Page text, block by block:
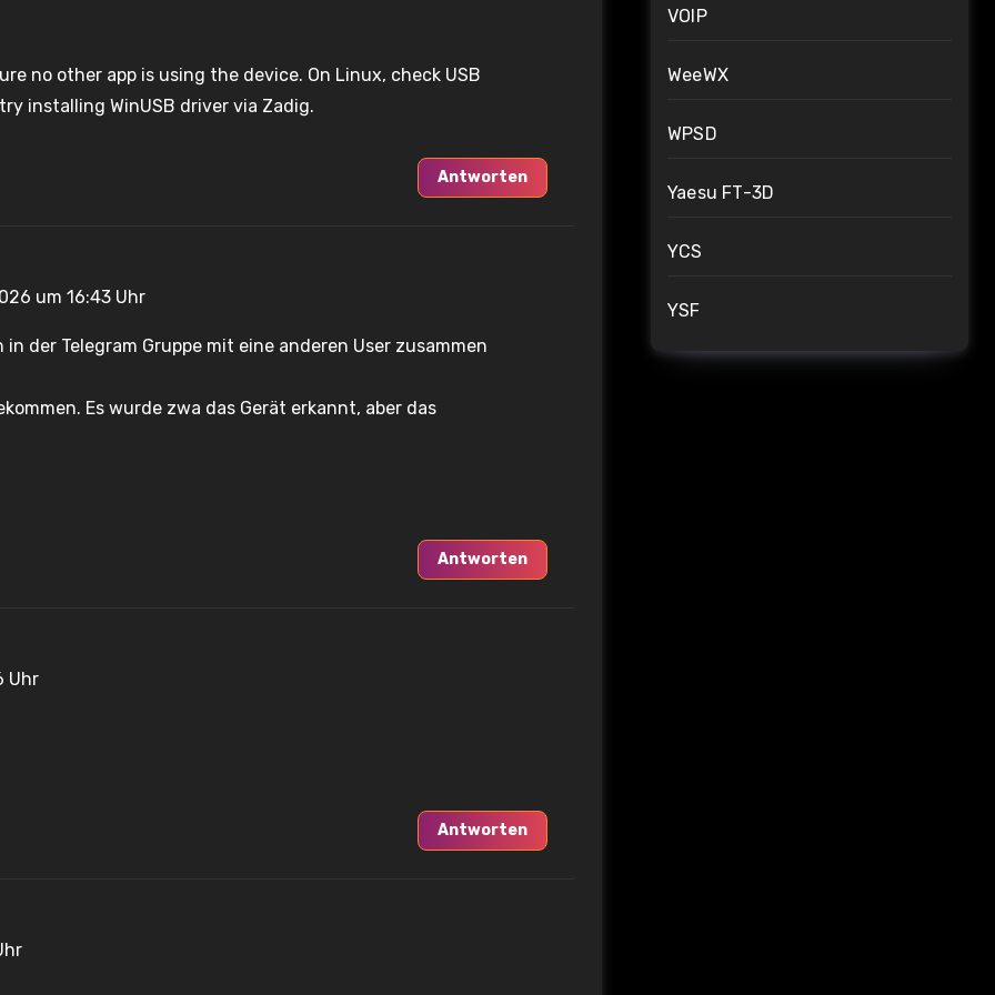
no other app is using the device. On Linux, check USB
installing WinUSB driver via Zadig.
Antworten
um 16:43 Uhr
der Telegram Gruppe mit eine anderen User zusammen
Es wurde zwa das Gerät erkannt, aber das
Antworten
Uhr
Antworten
VOIP
WeeWX
WPSD
Yaesu FT-3D
YCS
YSF